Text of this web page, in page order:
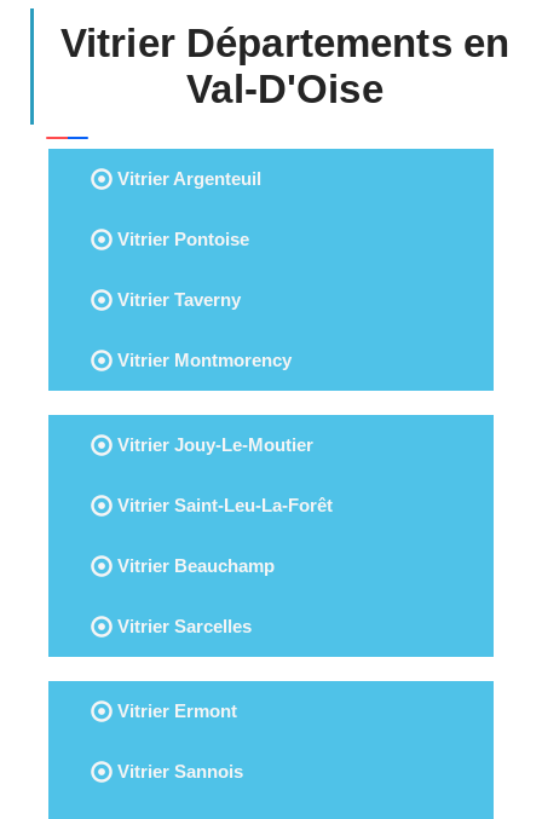
Vitrier Départements en
Val-D'Oise
Vitrier Argenteuil
Vitrier Pontoise
Vitrier Taverny
Vitrier Montmorency
Vitrier Jouy-Le-Moutier
Vitrier Saint-Leu-La-Forêt
Vitrier Beauchamp
Vitrier Sarcelles
Vitrier Ermont
Vitrier Sannois